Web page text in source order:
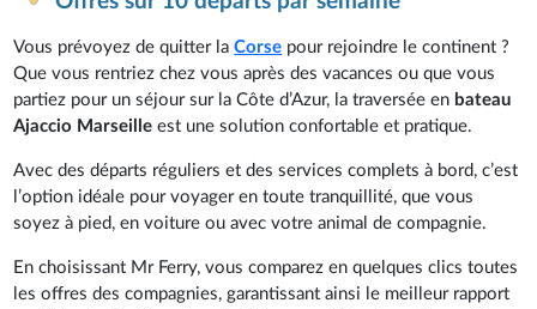
Vous prévoyez de quitter laCorse pour rejoindre le continent ?
Que vous rentriez chez vous après des vacances ou que vous
partiez pour un séjour sur la Côte d’Azur, la traversée en bateau
Ajaccio Marseille est une solution confortable et pratique.
Avec des départs réguliers et des services complets à bord, c’est
l’option idéale pour voyager en toute tranquillité, que vous
soyez à pied, en voiture ou avec votre animal de compagnie.
En choisissant Mr Ferry, vous comparez en quelques clics toutes
les offres des compagnies, garantissant ainsi le meilleur rapport